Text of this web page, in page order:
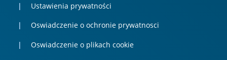
Ustawienia prywatności
Oswiadczenie o ochronie prywatnosci
Oswiadczenie o plikach cookie